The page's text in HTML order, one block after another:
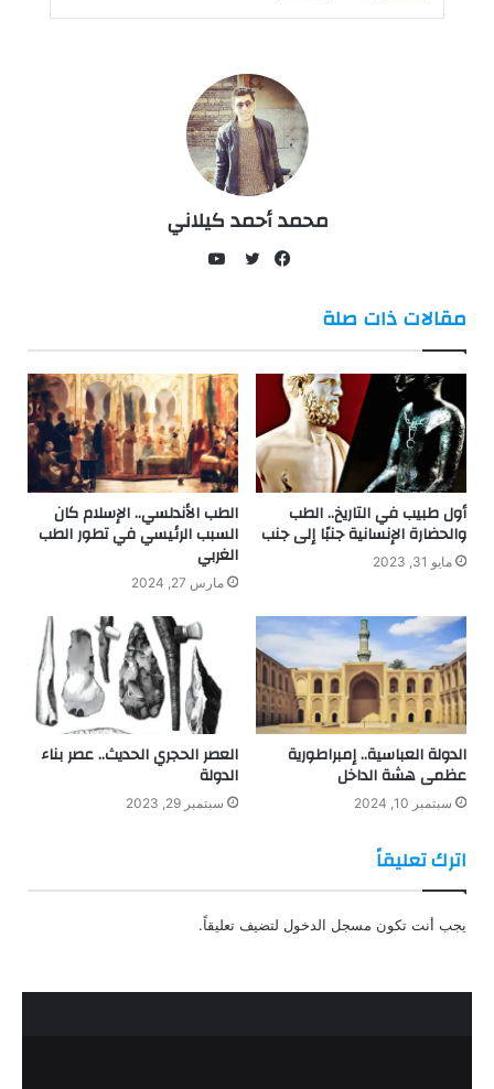
محمد أحمد كيلاني
مقالات ذات صلة
أول طبيب في التاريخ.. الطب
والحضارة الإنسانية جنبًا إلى جنب
مايو 31, 2023
الطب الأندلسي.. الإسلام كان
السبب الرئيسي في تطور الطب
الغربي
مارس 27, 2024
الدولة العباسية.. إمبراطورية
عظمى هشة الداخل
سبتمبر 10, 2024
العصر الحجري الحديث.. عصر بناء
الدولة
سبتمبر 29, 2023
اترك تعليقاً
يجب أنت تكون مسجل الدخول لتضيف تعليقاً.